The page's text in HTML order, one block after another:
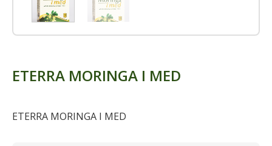
ETERRA MORINGA I MED
ETERRA MORINGA I MED